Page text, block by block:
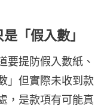
「假入數」
要提防假入數紙、
」但實際未收到款
，是款項有可能真